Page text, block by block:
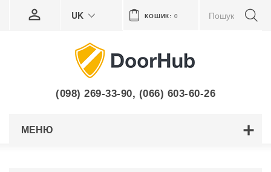
КОШИК: 0
UK
(098) 269-33-90, (066) 603-60-26
МЕНЮ